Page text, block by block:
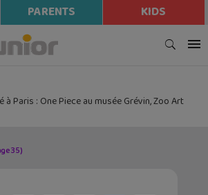
PARENTS KIDS
à Paris : One Piece au musée Grévin, Zoo Art
35)